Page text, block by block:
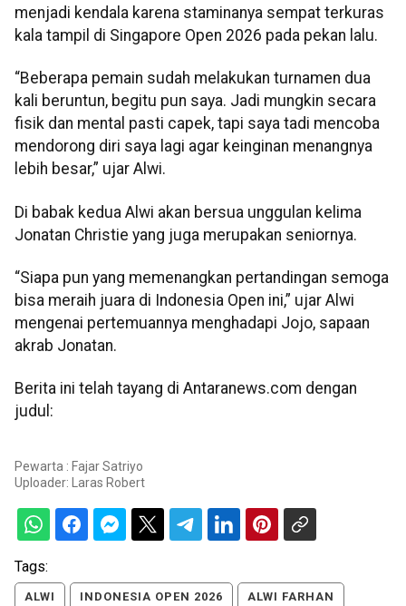
menjadi kendala karena staminanya sempat terkuras
kala tampil di Singapore Open 2026 pada pekan lalu.
“Beberapa pemain sudah melakukan turnamen dua
kali beruntun, begitu pun saya. Jadi mungkin secara
fisik dan mental pasti capek, tapi saya tadi mencoba
mendorong diri saya lagi agar keinginan menangnya
lebih besar,” ujar Alwi.
Di babak kedua Alwi akan bersua unggulan kelima
Jonatan Christie yang juga merupakan seniornya.
“Siapa pun yang memenangkan pertandingan semoga
bisa meraih juara di Indonesia Open ini,” ujar Alwi
mengenai pertemuannya menghadapi Jojo, sapaan
akrab Jonatan.
Berita ini telah tayang di Antaranews.com dengan
judul:
Pewarta : Fajar Satriyo
Uploader:
Laras Robert
Tags:
ALWI INDONESIA OPEN 2026 ALWI FARHAN